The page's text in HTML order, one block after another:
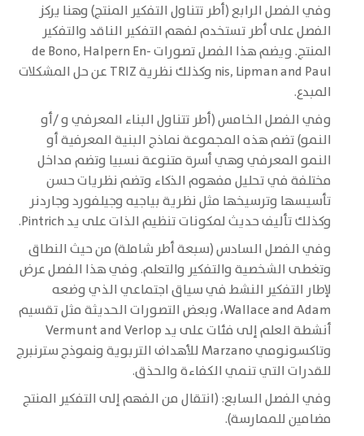
وفي الفصل الرابع (أطر تتناول التفكير المنتج) وهنا يركز
الفصل على أطر تستخدم لفهم التفكير الناقد والتفكير
المنتج. ويضم هذا الفصل تصورات de Bono, Halpern En-
nis, Lipman and Paul وكذلك نظرية TRIZ عن حل المشكلات
المبدع.
وفي الفصل الخامس (أطر تتناول البناء المعرفي و /أو
النمو) تضم هذه المجموعة نماذج البنية المعرفية أو
النمو المعرفي وهي أسرة متنوعة نسبيا وتضم مداخل
مختلفة في تحليل مفهوم الذكاء وتضم نظريات حسن
تأسيسها وترسيخها مثل نظرية بياجيه وجيلفورد وجاردنر
وكذلك تأليف حديث لمكونات تنظيم الذات على يد Pintrich.
وفي الفصل السادس (سبعة أطر شاملة) من حيث النطاق
وتغطى الشخصية والتفكير والتعلم. وفي هذا الفصل عرض
لإطار التفكير النشط في سياق اجتماعي الذي وضعه
Wallace and Adam، وبعض التصورات الحديثة مثل تقسيم
أنشطة العلم إلى فئات على يد Vermunt and Verlop
وتاكسونومي Marzano للأهداف التربوية ونموذج سترنبرج
للقدرات التي تنمي الكفاءة والحذق.
وفي الفصل السابع: (انتقال من الفهم إلى التفكير المنتج
مضامين للممارسة).